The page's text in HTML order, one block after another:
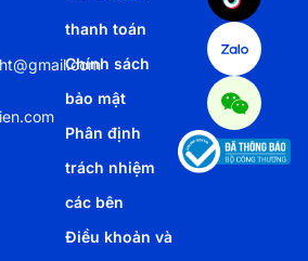
thanh toán
Chính sách
bảo mật
Phân định
trách nhiệm
các bên
Điều khoản và